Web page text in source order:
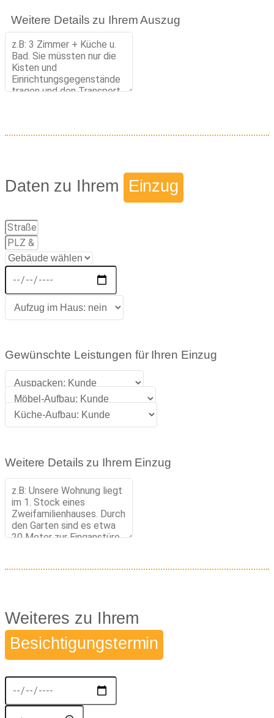
Weitere Details zu Ihrem Auszug
Daten zu Ihrem Einzug
Gewünschte Leistungen für Ihren Einzug
Weitere Details zu Ihrem Einzug
Weiteres zu Ihrem
Besichtigungstermin